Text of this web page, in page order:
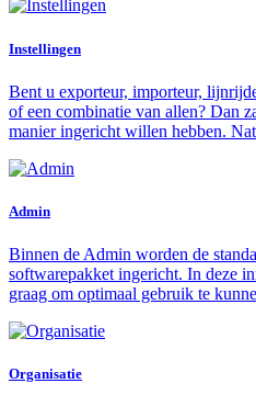
Instellingen
Bent u exporteur, importeur,
of een combinatie van allen? Dan
manier ingericht willen hebben.
Admin
Binnen de Admin worden de
softwarepakket ingericht. In deze
graag om optimaal gebruik te
Organisatie